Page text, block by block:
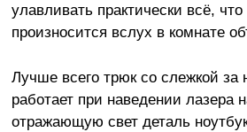
улавливать практически всё,
произносится вслух в комнате
Лучше всего трюк со слежкой
работает при наведении лазера
отражающую свет деталь